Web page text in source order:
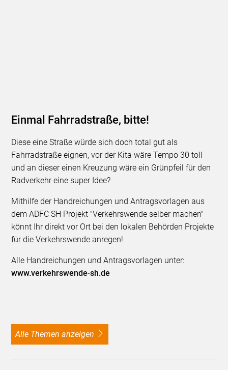
Einmal Fahrradstraße, bitte!
Diese eine Straße würde sich doch total gut als
Fahrradstraße eignen, vor der Kita wäre Tempo 30 toll
und an dieser einen Kreuzung wäre ein Grünpfeil für den
Radverkehr eine super Idee?
Mithilfe der Handreichungen und Antragsvorlagen aus
dem ADFC SH Projekt "Verkehrswende selber machen"
könnt Ihr direkt vor Ort bei den lokalen Behörden Projekte
für die Verkehrswende anregen!
Alle Handreichungen und Antragsvorlagen unter:
www.verkehrswende-sh.de
alle Themen anzeigen